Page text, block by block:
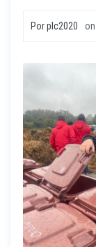
Porplc2020 on